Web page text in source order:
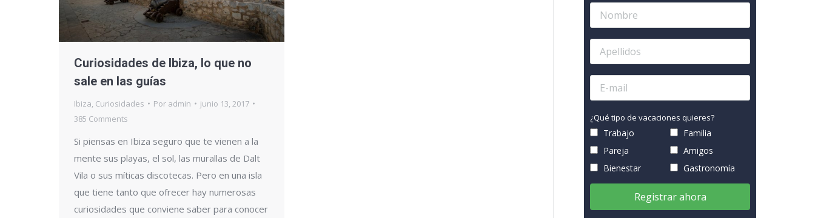
Curiosidades de Ibiza, lo que no
sale en las guías
Ibiza, Curiosidades Por admin
junio 13, 2017
385 Comments
Si piensas en Ibiza seguro que te vienen a la
mente sus playas, el sol, las murallas de Dalt
Vila o sus míticas discotecas. Pero en una isla
que tiene tanto que ofrecer hay numerosas
curiosidades que conviene saber para conocer
¿Qué tipo de vacaciones quieres?
Trabajo
Familia
Pareja
Amigos
Bienestar
Gastronomía
Registrar ahora